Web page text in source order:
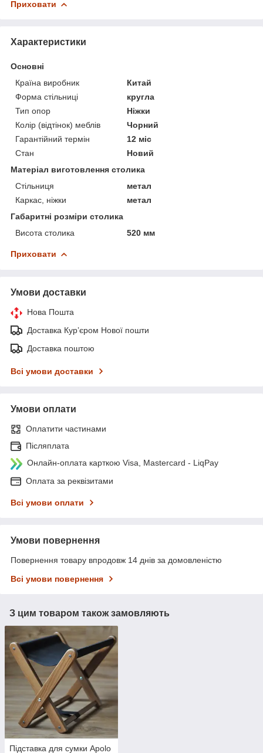
Приховати
Характеристики
Основні
Країна виробник
Китай
Форма стільниці
кругла
Тип опор
Ніжки
Колір (відтінок) меблів
Чорний
Гарантійний термін
12 міс
Стан
Новий
Матеріал виготовлення столика
Стільниця
метал
Каркас, ніжки
метал
Габаритні розміри столика
Висота столика
520 мм
Приховати
Умови доставки
Нова Пошта
Доставка Курʼєром Нової пошти
Доставка поштою
Всі умови доставки
Умови оплати
Оплатити частинами
Післяплата
Онлайн-оплата карткою Visa, Mastercard - LiqPay
Оплата за реквізитами
Всі умови оплати
Умови повернення
Повернення товару впродовж 14 днів за домовленістю
Всі умови повернення
З цим товаром також замовляють
Підставка для сумки Apolo